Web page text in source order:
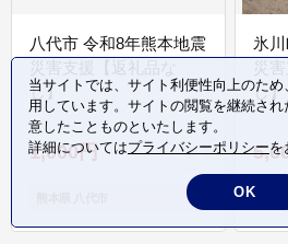
八代市 令和8年熊本地震
災害支援【返礼品な
し】
1,000円
氷
災
し】
熊本
当サイトでは、サイト利便性向上のた
用しています。サイトの閲覧を継続さ
意したことものといたします。
詳細についてはプライバシーポリシーを
OK